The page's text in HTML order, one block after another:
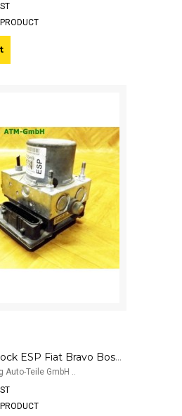
ABS Hydraulikblock ESP Fiat Bravo Bosch 51821005
Auto-Teile GmbH ..